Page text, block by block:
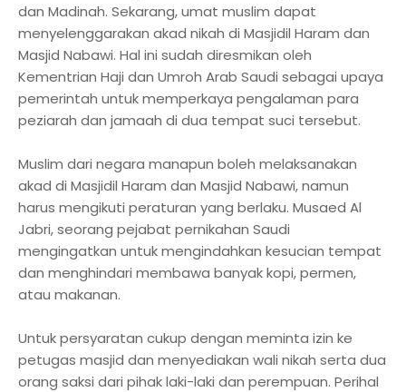
dan Madinah. Sekarang, umat muslim dapat
menyelenggarakan akad nikah di Masjidil Haram dan
Masjid Nabawi. Hal ini sudah diresmikan oleh
Kementrian Haji dan Umroh Arab Saudi sebagai upaya
pemerintah untuk memperkaya pengalaman para
peziarah dan jamaah di dua tempat suci tersebut.
Muslim dari negara manapun boleh melaksanakan
akad di Masjidil Haram dan Masjid Nabawi, namun
harus mengikuti peraturan yang berlaku. Musaed Al
Jabri, seorang pejabat pernikahan Saudi
mengingatkan untuk mengindahkan kesucian tempat
dan menghindari membawa banyak kopi, permen,
atau makanan.
Untuk persyaratan cukup dengan meminta izin ke
petugas masjid dan menyediakan wali nikah serta dua
orang saksi dari pihak laki-laki dan perempuan. Perihal